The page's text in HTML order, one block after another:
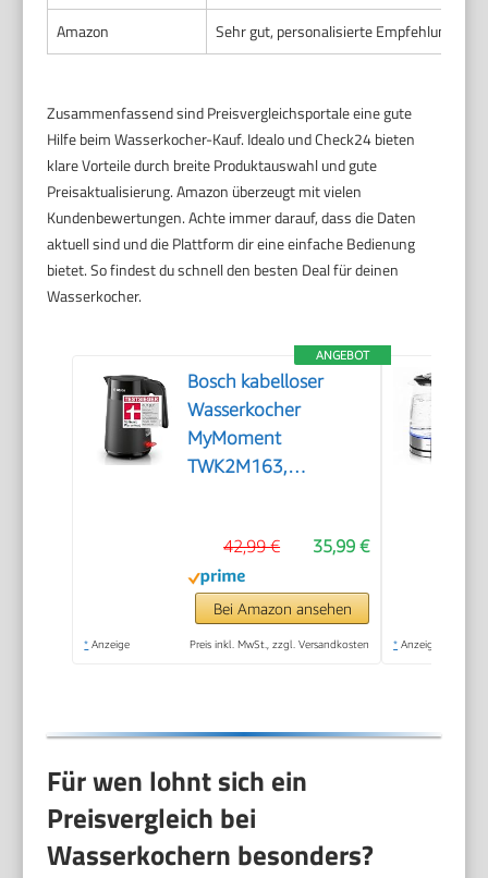
Amazon
Sehr gut, personalisierte Empfehlungen
Zusammenfassend sind Preisvergleichsportale eine gute
Hilfe beim Wasserkocher-Kauf. Idealo und Check24 bieten
klare Vorteile durch breite Produktauswahl und gute
Preisaktualisierung. Amazon überzeugt mit vielen
Kundenbewertungen. Achte immer darauf, dass die Daten
aktuell sind und die Plattform dir eine einfache Bedienung
bietet. So findest du schnell den besten Deal für deinen
Wasserkocher.
ANGEBOT
Bosch kabelloser
Wasserkocher
MyMoment
TWK2M163,
Tassenanzeige,
entnehmbarer
Kalkfilter,
Trockengehschutz,
35,99 €
42,99 €
Bei Amazon ansehen
* Anzeige Preis inkl. MwSt., zzgl. Versandkosten * Anzeige
Für wen lohnt sich ein
Preisvergleich bei
Wasserkochern besonders?